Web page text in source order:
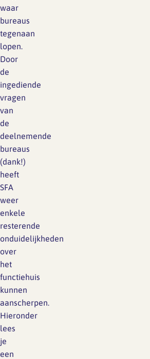
waar
bureaus
tegenaan
lopen.
Door
de
ingediende
vragen
van
de
deelnemende
bureaus
(dank!)
heeft
SFA
weer
enkele
resterende
onduidelijkheden
over
het
functiehuis
kunnen
aanscherpen.
Hieronder
lees
je
een